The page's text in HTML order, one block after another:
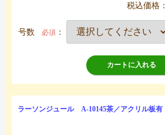
税込価格：
号数 必須 ：
カートに入れる
ラーソンジュール A-10145茶／アクリル板有